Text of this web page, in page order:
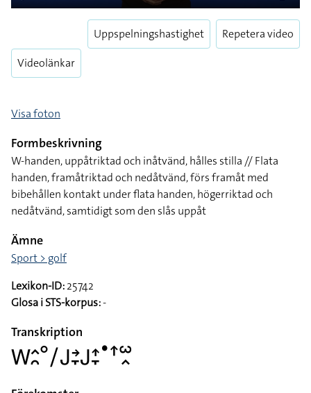
Play
Enter
Videolänkar
Uppspelningshastighet Repetera video
Visa foton
Formbeskrivning
W-handen, uppåtriktad och inåtvänd, hålles stilla // Flata
handen, framåtriktad och nedåtvänd, förs framåt med
bibehållen kontakt under flata handen, högerriktad och
nedåtvänd, samtidigt som den slås uppåt
Ämne
Sport > golf
Lexikon-ID:25742
Glosa i STS-korpus:-
Transkription
􌤰􌤵􌥘􌦑􌥠􌤢􌥔􌥙􌤢􌤴􌥙􌤟􌦃􌥱􌥿